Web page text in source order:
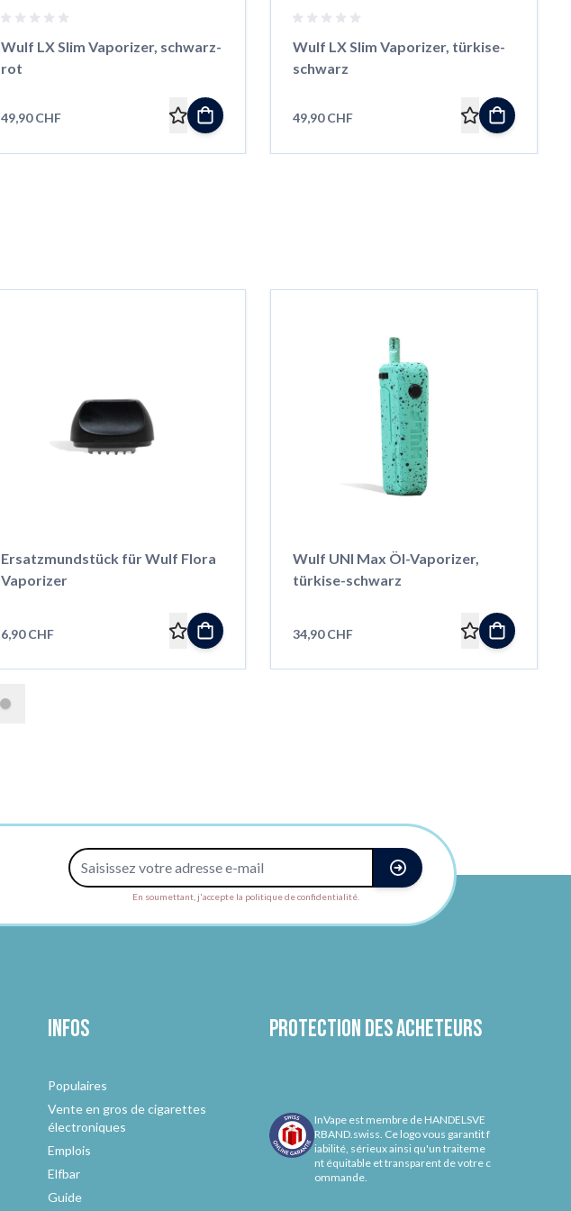
Wulf LX Slim Vaporizer, schwarz-
rot
49,90 CHF
Wulf LX Slim Vaporizer, türkise-
schwarz
49,90 CHF
Ersatzmundstück für Wulf Flora
Vaporizer
6,90 CHF
Wulf UNI Max Öl-Vaporizer,
türkise-schwarz
34,90 CHF
Adresse e-mail
En soumettant, j'accepte la politique de confidentialité.
Infos
Populaires
Vente en gros de cigarettes
électroniques
Emplois
Elfbar
Guide
Protection des acheteurs
InVape est membre de HANDELSVE
RBAND.swiss. Ce logo vous garantit f
iabilité, sérieux ainsi qu'un traiteme
nt équitable et transparent de votre c
ommande.